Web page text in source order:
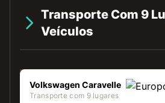
Transporte Com 9
Veículos
Volkswagen Caravelle
Transporte com 9 lugares